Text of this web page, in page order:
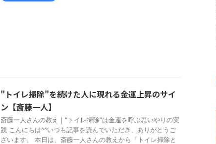
"トイレ掃除"を続けた人に現れる金運上昇のサイ
ン【斎藤一人】
斎藤一人さんの教え｜“トイレ掃除”は金運を呼ぶ思いやりの実
践 こんにちは^^いつも記事を読んでいただき、ありがとうご
ざいます。 本日は、斎藤一人さんの教えから「トイレ掃除と